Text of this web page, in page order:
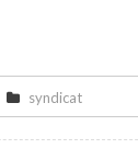
syndicat